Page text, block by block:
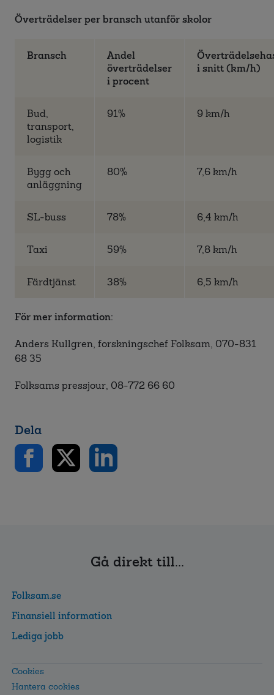
Överträdelser per bransch utanför skolor
Bransch
Andel
överträdelser
i procent
i snitt (km/h)
Bud,
transport,
logistik
91% 9 km/h
Bygg och
anläggning
80% 7,6 km/h
SL-buss 78% 6,4 km/h
Taxi 59% 7,8 km/h
Färdtjänst 38% 6,5 km/h
För mer information:
Anders Kullgren, forskningschef Folksam, 070-831
68 35
Folksams pressjour, 08-772 66 60
Dela
Gå direkt till...
Folksam.se
Finansiell information
Lediga jobb
Cookies
Hantera cookies